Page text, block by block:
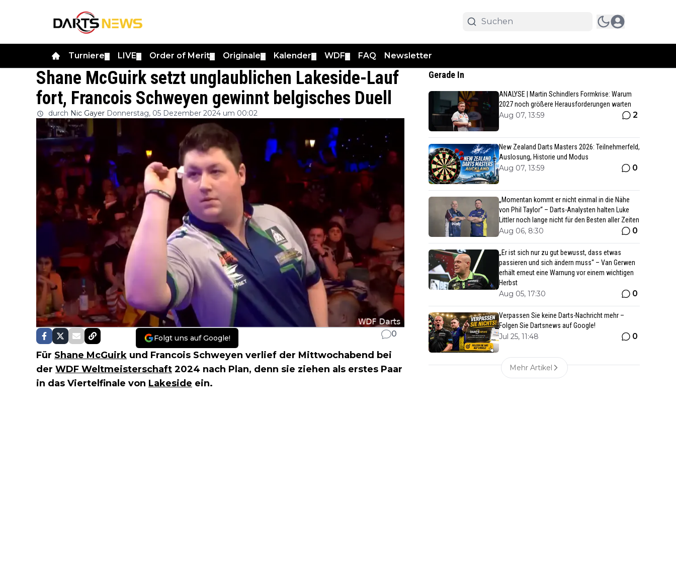
Turniere LIVE Order of Merit Originale Kalender WDF FAQ Newsletter
Shane McGuirk setzt unglaublichen Lakeside-Lauf
fort, Francois Schweyen gewinnt belgisches Duell
durch Nic Gayer Donnerstag, 05 Dezember 2024 um 00:02
Folgt uns auf Google! 0
Für Shane McGuirk und Francois Schweyen verlief der Mittwochabend bei
der WDF Weltmeisterschaft 2024 nach Plan, denn sie ziehen als erstes Paar
in das Viertelfinale von Lakeside ein.
Gerade In
ANALYSE | Martin Schindlers Formkrise: Warum
2027 noch größere Herausforderungen warten
Aug 07, 13:59 2
New Zealand Darts Masters 2026: Teilnehmerfeld,
Auslosung, Historie und Modus
Aug 07, 13:59 0
„Momentan kommt er nicht einmal in die Nähe
von Phil Taylor“ – Darts-Analysten halten Luke
Littler noch lange nicht für den Besten aller Zeiten
Aug 06, 8:30 0
„Er ist sich nur zu gut bewusst, dass etwas
passieren und sich ändern muss“ – Van Gerwen
erhält erneut eine Warnung vor einem wichtigen
Herbst
Aug 05, 17:30 0
Verpassen Sie keine Darts-Nachricht mehr –
Folgen Sie Dartsnews auf Google!
Jul 25, 11:48 0
Mehr Artikel